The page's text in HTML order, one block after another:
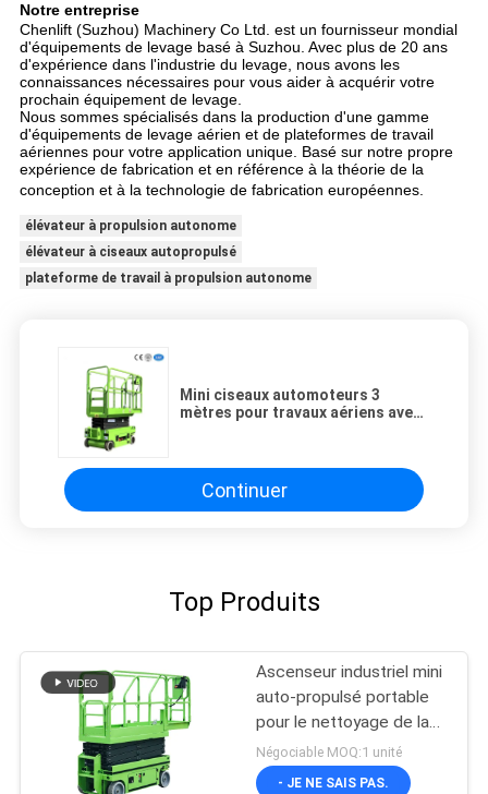
Notre entreprise
Chenlift (Suzhou) Machinery Co Ltd. est un fournisseur mondial
d'équipements de levage basé à Suzhou. Avec plus de 20 ans
d'expérience dans l'industrie du levage, nous avons les
connaissances nécessaires pour vous aider à acquérir votre
prochain équipement de levage.
Nous sommes spécialisés dans la production d'une gamme
d'équipements de levage aérien et de plateformes de travail
aériennes pour votre application unique. Basé sur notre propre
expérience de fabrication et en référence à la théorie de la
conception et à la technologie de fabrication européennes.
élévateur à propulsion autonome
élévateur à ciseaux autopropulsé
plateforme de travail à propulsion autonome
Mini ciseaux automoteurs 3
mètres pour travaux aériens avec
Continuer
Top Produits
Ascenseur industriel mini
auto-propulsé portable
pour le nettoyage de la
peinture
Négociable MOQ:1 unité
- JE NE SAIS PAS.